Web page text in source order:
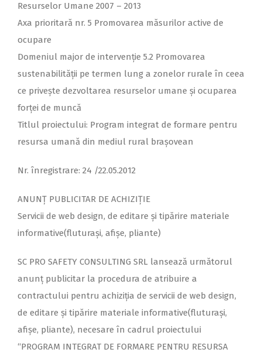
Resurselor Umane 2007 – 2013
Axa prioritară nr. 5 Promovarea măsurilor active de
ocupare
Domeniul major de intervenţie 5.2 Promovarea
sustenabilităţii pe termen lung a zonelor rurale în ceea
ce priveşte dezvoltarea resurselor umane şi ocuparea
forţei de muncă
Titlul proiectului: Program integrat de formare pentru
resursa umană din mediul rural braşovean
Nr. înregistrare: 24 /22.05.2012
ANUNŢ PUBLICITAR DE ACHIZIŢIE
Servicii de web design, de editare și tipărire materiale
informative(fluturași, afișe, pliante)
SC PRO SAFETY CONSULTING SRL lansează următorul
anunț publicitar la procedura de atribuire a
contractului pentru achiziţia de servicii de web design,
de editare și tipărire materiale informative(fluturași,
afișe, pliante), necesare în cadrul proiectului
“PROGRAM INTEGRAT DE FORMARE PENTRU RESURSA